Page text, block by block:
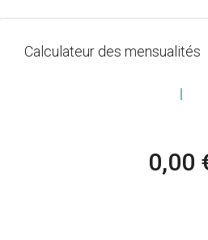
Calculateur des mensualités
0,00